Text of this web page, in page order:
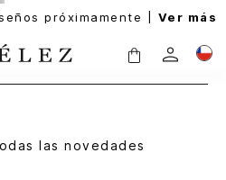
próximamente | Ver más
las novedades